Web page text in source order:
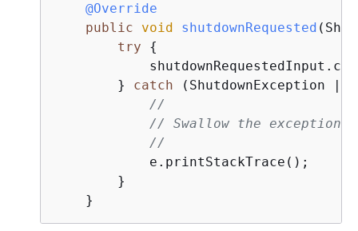
@Override
public
void shutdownRequested (
try
{
        }
catch (ShutdownException
//
// Swallow the exception
//
            e.printStackTrace();
        }
    }